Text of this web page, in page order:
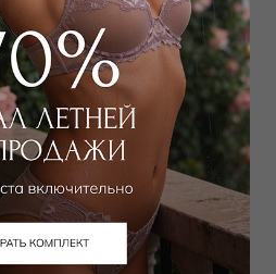
Бюстгальтер классический
мягкий
16 000₽ 6 750₽
Выбрать размер